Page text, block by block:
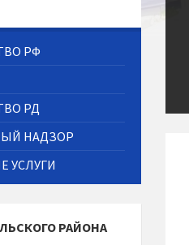
РФ
РД
НАДЗОР
УСЛУГИ
РАЙОНА